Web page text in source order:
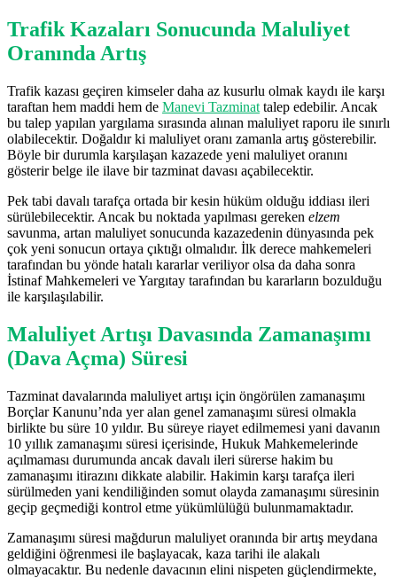
Trafik Kazaları Sonucunda Maluliyet
Oranında Artış
Trafik kazası geçiren kimseler daha az kusurlu olmak kaydı ile karşı
taraftan hem maddi hem de Manevi Tazminat talep edebilir. Ancak
bu talep yapılan yargılama sırasında alınan maluliyet raporu ile sınırlı
olabilecektir. Doğaldır ki maluliyet oranı zamanla artış gösterebilir.
Böyle bir durumla karşılaşan kazazede yeni maluliyet oranını
gösterir belge ile ilave bir tazminat davası açabilecektir.
Pek tabi davalı tarafça ortada bir kesin hüküm olduğu iddiası ileri
sürülebilecektir. Ancak bu noktada yapılması gereken elzem
savunma, artan maluliyet sonucunda kazazedenin dünyasında pek
çok yeni sonucun ortaya çıktığı olmalıdır. İlk derece mahkemeleri
tarafından bu yönde hatalı kararlar veriliyor olsa da daha sonra
İstinaf Mahkemeleri ve Yargıtay tarafından bu kararların bozulduğu
ile karşılaşılabilir.
Maluliyet Artışı Davasında Zamanaşımı
(Dava Açma) Süresi
Tazminat davalarında maluliyet artışı için öngörülen zamanaşımı
Borçlar Kanunu’nda yer alan genel zamanaşımı süresi olmakla
birlikte bu süre 10 yıldır. Bu süreye riayet edilmemesi yani davanın
10 yıllık zamanaşımı süresi içerisinde, Hukuk Mahkemelerinde
açılmaması durumunda ancak davalı ileri sürerse hakim bu
zamanaşımı itirazını dikkate alabilir. Hakimin karşı tarafça ileri
sürülmeden yani kendiliğinden somut olayda zamanaşımı süresinin
geçip geçmediği kontrol etme yükümlülüğü bulunmamaktadır.
Zamanaşımı süresi mağdurun maluliyet oranında bir artış meydana
geldiğini öğrenmesi ile başlayacak, kaza tarihi ile alakalı
olmayacaktır. Bu nedenle davacının elini nispeten güçlendirmekte,